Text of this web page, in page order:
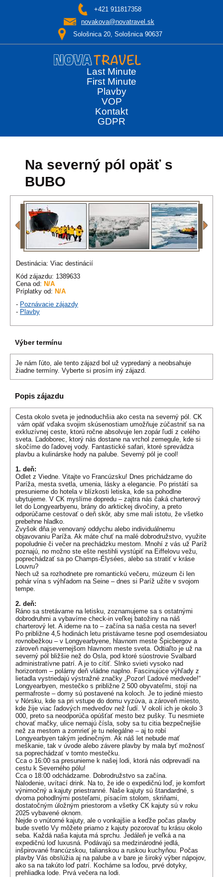
+421 911817358
novakova@novatravel.sk
Sološnica 20, Sološnica 90637
Last Minute
First Minute
Plavby
VOP
Kontakt
GDPR
Na severný pól opäť s
BUBO
Destinácia: Viac destinácií
Kód zájazdu: 1389633
Cena od: N/A
Príplatky od: N/A
- Poznávacie zájazdy
- Plavby
Výber termínu
Je nám ľúto, ale tento zájazd bol už vypredaný a neobsahuje
žiadne termíny. Vyberte si prosím iný zájazd.
Popis zájazdu
Cesta okolo sveta je jednoduchšia ako cesta na severný pól. CK
vám opäť vďaka svojim skúsenostiam umožňuje zúčastniť sa na
exkluzívnej ceste, ktorú ročne absolvuje len zopár ľudí z celého
sveta. Ľadoborec, ktorý nás dostane na vrchol zemegule, kde si
skočíme do ľadovej vody. Fantastické safari, ktoré sprevádza
plavbu a kulinárske hody na palube. Severný pól je cool!
1. deň:
Odlet z Viedne. Vitajte vo Francúzsku! Dnes prichádzame do
Paríža, mesta svetla, umenia, lásky a elegancie. Po pristátí sa
presunieme do hotela v blízkosti letiska, kde sa pohodlne
ubytujeme. V CK myslíme dopredu – zajtra nás čaká charterový
let do Longyearbyenu, brány do arktickej divočiny, a preto
odporúčame cestovať o deň skôr, aby sme mali istotu, že všetko
prebehne hladko.
Zvyšok dňa je venovaný oddychu alebo individuálnemu
objavovaniu Paríža. Ak máte chuť na malé dobrodružstvo, využite
popoludnie či večer na prechádzku mestom. Mnohí z vás už Paríž
poznajú, no možno ste ešte nestihli vystúpiť na Eiffelovu vežu,
poprechádzať sa po Champs-Élysées, alebo sa stratiť v kráse
Louvru?
Nech už sa rozhodnete pre romantickú večeru, múzeum či len
pohár vína s výhľadom na Seine – dnes si Paríž užite v svojom
tempe.
2. deň:
Ráno sa stretávame na letisku, zoznamujeme sa s ostatnými
dobrodruhmi a vybavíme check-in veľkej batožiny na náš
charterový let. A ideme na to – začína sa naša cesta na sever!
Po približne 4,5 hodinách letu pristávame tesne pod osemdesiatou
rovnobežkou – v Longyearbyene, hlavnom meste Špicbergov a
zároveň najsevernejšom hlavnom meste sveta. Odtiaľto je už na
severný pól bližšie než do Osla, pod ktoré súostrovie Svalbard
administratívne patrí. A je to cítiť. Slnko svieti vysoko nad
horizontom – polárny deň vládne naplno. Fascinujúce výhľady z
lietadla vystriedajú výstražné značky „Pozor! Ľadové medvede!“
Longyearbyen, mestečko s približne 2 500 obyvateľmi, stojí na
permafroste – domy sú postavené na koloch. Je to jediné miesto
v Nórsku, kde sa pri vstupe do domu vyzúva, a zároveň miesto,
kde žije viac ľadových medveďov než ľudí. V okolí ich je okolo 3
000, preto sa neodporúča opúšťať mesto bez pušky. Tu nesmiete
chovať mačky, ulice nemajú čísla, soby sa tu citia bezpečnejšie
než za mestom a zomrieť je tu nelegálne – aj to robí
Longyearbyen takým jedinečným. Ak náš let nebude mať
meškanie, tak v úvode alebo závere plavby by mala byť možnosť
sa poprechádzať v tomto mestečku.
Cca o 16:00 sa presunieme k našej lodi, ktorá nás odprevadí na
cestu k Severného pólu!
Cca o 18:00 odchádzame. Dobrodružstvo sa začína.
Nalodenie, uvítací drink. Na to, že ide o expedičnú loď, je komfort
výnimočný a kajuty priestranné. Naše kajuty sú štandardné, s
dvoma pohodlnými posteľami, písacím stolom, skriňami,
dostatočným úložným priestorom a všetky CK kajuty sú v roku
2025 vybavené oknom.
Nejde o vnútorné kajuty, ale o vonkajšie a keďže počas plavby
bude svetlo Vy môžete priamo z kajuty pozorovať tu krásu okolo
seba. Každá naša kajuta má sprchu. Jedáleň je veľká a na
expedičnú loď luxusná. Podávajú sa medzinárodné jedlá,
inšpirované francúzskou, talianskou a ruskou kuchyňou. Počas
plavby Vás obslúžia aj na palube a v bare je široký výber nápojov,
ako sa na takúto loď patrí. Kocháme sa loďou, prvé dotyky,
prehliadka lode. Prvá večera na lodi.